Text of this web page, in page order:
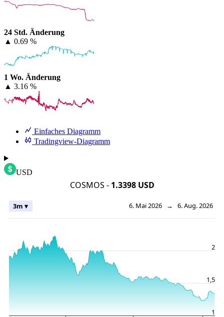
24 Std. Änderung
▲ 0.69 %
1 Wo. Änderung
▲ 3.16 %
Einfaches Diagramm
Tradingview-Diagramm
USD
COSMOS - 1.3398 USD
6. Mai 2026 → 6. Aug. 2026
3m ▾
1
1,5
2